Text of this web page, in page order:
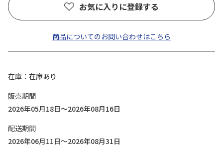
お気に入りに登録する
商品についてのお問い合わせはこちら
在庫
在庫あり
販売期間
2026年05月18日～2026年08月16日
配送期間
2026年06月11日～2026年08月31日